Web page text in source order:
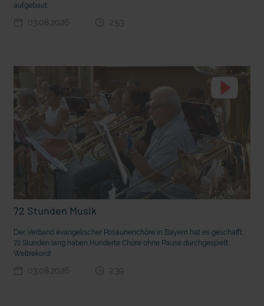
Vorhang auf für Kinderzirkus Giovanni
aufgebaut.
03.08.2026 2:53
72 Stunden Musik
Der Verband evangelischer Posaunenchöre in Bayern hat es geschafft:
72 Stunden lang haben Hunderte Chöre ohne Pause durchgespielt:
Weltrekord!
03.08.2026 2:39